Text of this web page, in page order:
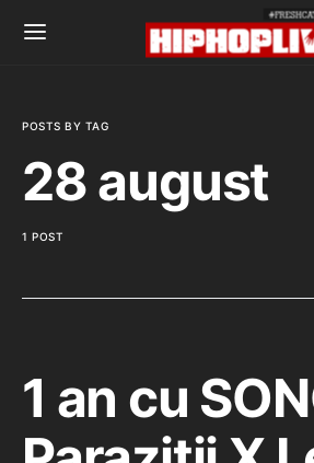
POSTS BY TAG
28 august
1 POST
1 an cu